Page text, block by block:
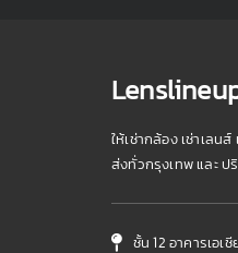
ให้เช่ากล้อง เช่าเล
ส่งทั่วกรุงเทพ และ
ชั้น 12 อาคารเอเ